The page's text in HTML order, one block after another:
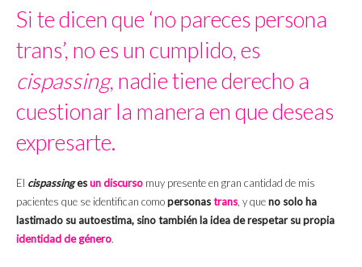
Si te dicen que ‘no pareces persona
trans’, no es un cumplido, es
cispassing, nadie tiene derecho a
cuestionar la manera en que deseas
expresarte.
El cispassingesun discurso muy presente en gran cantidad de mis
pacientes que se identifican comopersonastrans, y queno solo ha
lastimado su autoestima, sino también la idea de respetar su propia
identidad de género.